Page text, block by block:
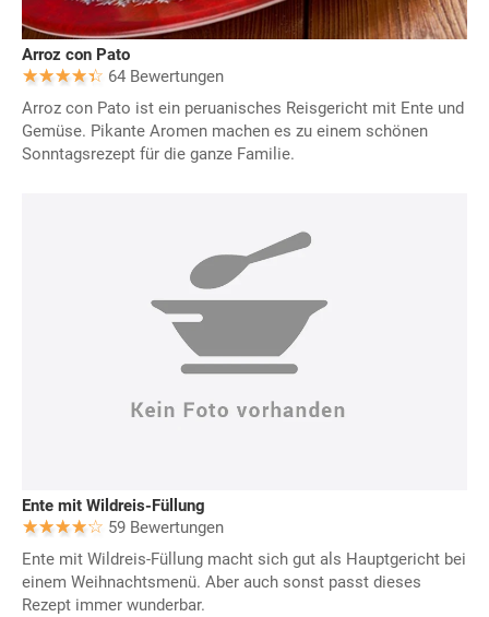
Arroz con Pato
64 Bewertungen
Arroz con Pato ist ein peruanisches Reisgericht mit Ente und
Gemüse. Pikante Aromen machen es zu einem schönen
Sonntagsrezept für die ganze Familie.
Ente mit Wildreis-Füllung
59 Bewertungen
Ente mit Wildreis-Füllung macht sich gut als Hauptgericht bei
einem Weihnachtsmenü. Aber auch sonst passt dieses
Rezept immer wunderbar.